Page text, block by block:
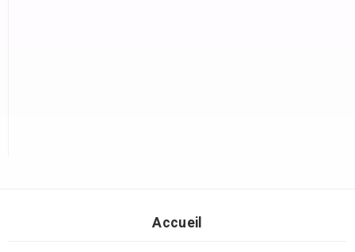
Accueil